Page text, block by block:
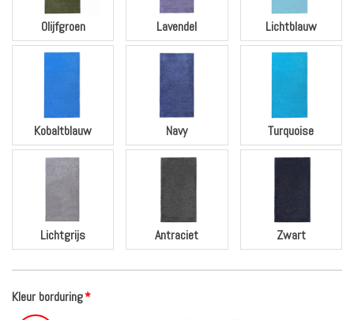
Olijfgroen Lavendel Lichtblauw
Kobaltblauw Navy Turquoise
Lichtgrijs Antraciet Zwart
Kleur borduring*